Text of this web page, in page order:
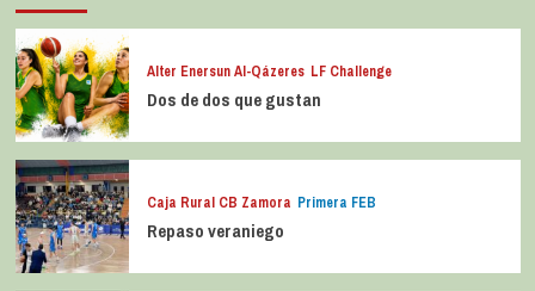
Alter Enersun Al-Qázeres LF Challenge
Dos de dos que gustan
Caja Rural CB Zamora Primera FEB
Repaso veraniego